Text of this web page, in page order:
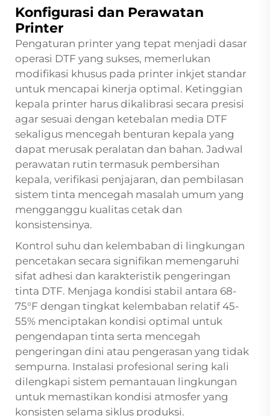
Konfigurasi dan Perawatan
Printer
Pengaturan printer yang tepat menjadi dasar
operasi DTF yang sukses, memerlukan
modifikasi khusus pada printer inkjet standar
untuk mencapai kinerja optimal. Ketinggian
kepala printer harus dikalibrasi secara presisi
agar sesuai dengan ketebalan media DTF
sekaligus mencegah benturan kepala yang
dapat merusak peralatan dan bahan. Jadwal
perawatan rutin termasuk pembersihan
kepala, verifikasi penjajaran, dan pembilasan
sistem tinta mencegah masalah umum yang
mengganggu kualitas cetak dan
konsistensinya.
Kontrol suhu dan kelembaban di lingkungan
pencetakan secara signifikan memengaruhi
sifat adhesi dan karakteristik pengeringan
tinta DTF. Menjaga kondisi stabil antara 68-
75°F dengan tingkat kelembaban relatif 45-
55% menciptakan kondisi optimal untuk
pengendapan tinta serta mencegah
pengeringan dini atau pengerasan yang tidak
sempurna. Instalasi profesional sering kali
dilengkapi sistem pemantauan lingkungan
untuk memastikan kondisi atmosfer yang
konsisten selama siklus produksi.